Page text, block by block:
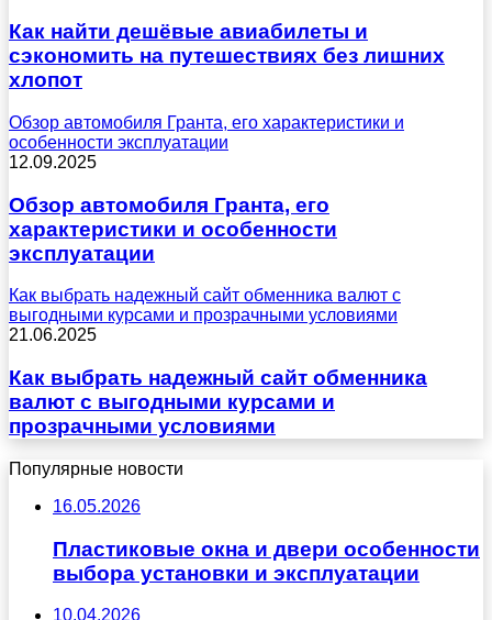
Как найти дешёвые авиабилеты и
сэкономить на путешествиях без лишних
хлопот
Обзор автомобиля Гранта, его характеристики и
особенности эксплуатации
12.09.2025
Обзор автомобиля Гранта, его
характеристики и особенности
эксплуатации
Как выбрать надежный сайт обменника валют с
выгодными курсами и прозрачными условиями
21.06.2025
Как выбрать надежный сайт обменника
валют с выгодными курсами и
прозрачными условиями
Популярные новости
16.05.2026
Пластиковые окна и двери особенности
выбора установки и эксплуатации
10.04.2026